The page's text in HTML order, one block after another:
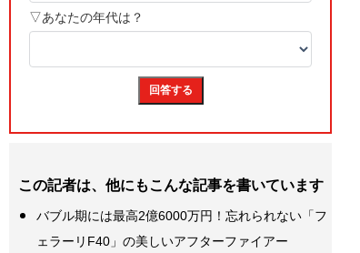
この記者は、他にもこんな記事を書いています
バブル期には最高2億6000万円！忘れられない「フ
ェラーリF40」の美しいアフターファイアー